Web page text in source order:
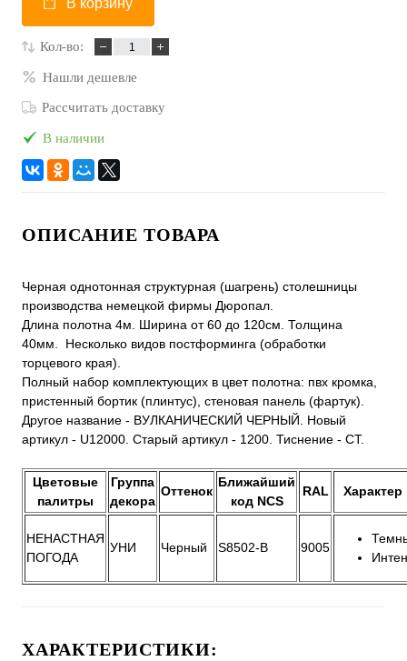
В корзину
Кол-во:
Нашли дешевле
Рассчитать доставку
В наличии
ОПИСАНИЕ ТОВАРА
Черная однотонная структурная (шагрень) столешницы
производства немецкой фирмы Дюропал.
Длина полотна 4м. Ширина от 60 до 120см. Толщина
40мм. Несколько видов постформинга (обработки
торцевого края).
Полный набор комплектующих в цвет полотна: пвх кромка,
пристенный бортик (плинтус), стеновая панель (фартук).
Другое название - ВУЛКАНИЧЕСКИЙ ЧЕРНЫЙ. Новый
артикул - U12000. Старый артикул - 1200. Тиснение - CT.
Цветовые
палитры
Группа
декора
Оттенок
Ближайший
код NCS
RAL Характер
НЕНАСТНАЯ
ПОГОДА
УНИ Черный S8502-B 9005
ХАРАКТЕРИСТИКИ: